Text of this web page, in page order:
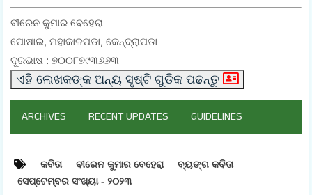
ବୀରେନ କୁମାର ବେହେରା
ପୋଷାଇ, ମହାକାଳପଡା, କେନ୍ଦ୍ରାପଡା
ଦୂରଭାଷ : ୭୦୦୮୭୯୩୬୬୩
ଏହି ଲେଖକଙ୍କ ଅନ୍ୟ ସୃଷ୍ଟି ଗୁଡିକ ପଢନ୍ତୁ
ARCHIVES RECENT UPDATES GUIDELINES
କବିତା ବୀରେନ କୁମାର ବେହେରା
ବ୍ୟଙ୍ଗ କବିତା
ସେପ୍ଟେମ୍ବର ସଂଖ୍ୟା - ୨୦୨୩